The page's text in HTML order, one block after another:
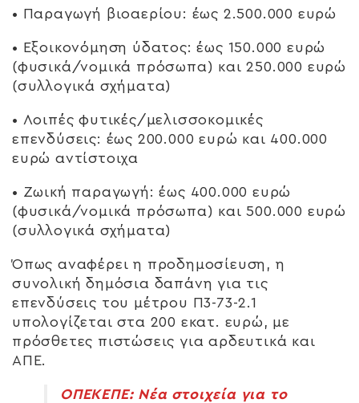
• Παραγωγή βιοαερίου: έως 2.500.000 ευρώ
• Εξοικονόμηση ύδατος: έως 150.000 ευρώ
(φυσικά/νομικά πρόσωπα) και 250.000 ευρώ
(συλλογικά σχήματα)
• Λοιπές φυτικές/μελισσοκομικές
επενδύσεις: έως 200.000 ευρώ και 400.000
ευρώ αντίστοιχα
• Ζωική παραγωγή: έως 400.000 ευρώ
(φυσικά/νομικά πρόσωπα) και 500.000 ευρώ
(συλλογικά σχήματα)
Όπως αναφέρει η προδημοσίευση, η
συνολική δημόσια δαπάνη για τις
επενδύσεις του μέτρου Π3-73-2.1
υπολογίζεται στα 200 εκατ. ευρώ , με
πρόσθετες πιστώσεις για αρδευτικά και
ΑΠΕ.
ΟΠΕΚΕΠΕ: Νέα στοιχεία για το